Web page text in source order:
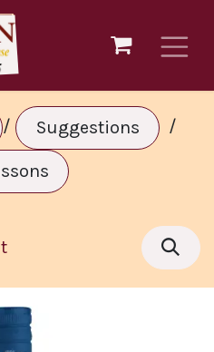
/ Suggestions /